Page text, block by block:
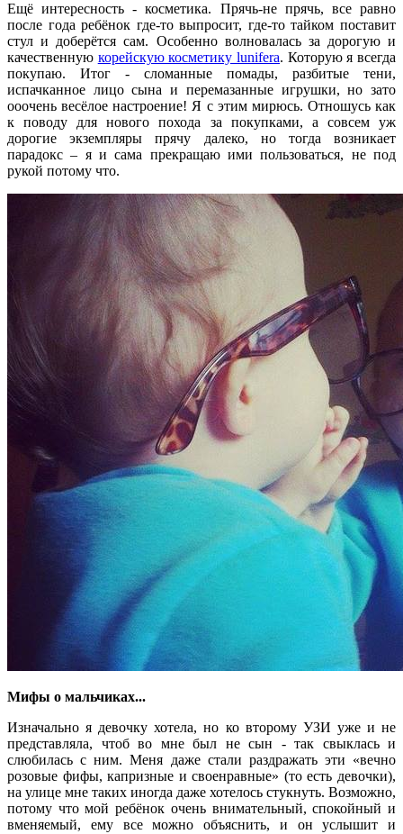
Ещё интересность - косметика. Прячь-не прячь, все равно
после года ребёнок где-то выпросит, где-то тайком поставит
стул и доберётся сам. Особенно волновалась за дорогую и
качественную корейскую косметику lunifera. Которую я всегда
покупаю. Итог - сломанные помады, разбитые тени,
испачканное лицо сына и перемазанные игрушки, но зато
ооочень весёлое настроение! Я с этим мирюсь. Отношусь как
к поводу для нового похода за покупками, а совсем уж
дорогие экземпляры прячу далеко, но тогда возникает
парадокс – я и сама прекращаю ими пользоваться, не под
рукой потому что.
Мифы о мальчиках...
Изначально я девочку хотела, но ко второму УЗИ уже и не
представляла, чтоб во мне был не сын - так свыклась и
слюбилась с ним. Меня даже стали раздражать эти «вечно
розовые фифы, капризные и своенравные» (то есть девочки),
на улице мне таких иногда даже хотелось стукнуть. Возможно,
потому что мой ребёнок очень внимательный, спокойный и
вменяемый, ему все можно объяснить, и он услышит и